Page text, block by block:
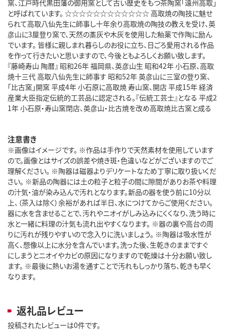
窯、江戸時代黒田藩の御用窯として古い歴史をもつ茶陶窯「遠州高取」
と呼ばれています。 ☆☆☆☆☆☆☆☆☆☆☆☆ 高取焼の陶技に魅せ
られて高取八仙先生に師事し十年余り高取焼の陶技の教えを受け、英
彦山に3屋登り窯で、天然の藁灰や木灰を使用した釉薬で作陶に励ん
でいます。 皆様に親しまれ暮らしのお役に立ち、日ごろ愛用される作品
を作って行きたいと思いますので、今後ともよろしくお願い致します。
『藤崎寿山 陶暦』 昭和26年 福岡県、英彦山生 昭和42年 小石原、高取
焼十三代 高取八仙先生に師事す 昭和52年 英彦山に三室の登り窯、
「比古窯」開窯 平成4年 小石原に高取焼 寿山窯、開店 平成15年 経済
産業大臣指定伝統的工芸品に認定される。『伝統工芸士』となる 平成2
1年 小石原・寿山窯閉店、英彦山・比古焼を改め高取焼比古窯と成る
注意書き
※画像はイメージです。 ※作品は手作りで天然素材を使用しています
ので。画像とはサイズの誤差や焼き斑・色違いなどがございますのでご
理解ください。 ※陶器は磁器よりデリケートなため丁寧に取り扱いくだ
さい。 ※新品の陶器には土の粒子と粒子の間に隙間がありお茶や料理
の汁気・油が染み込んで汚れとなります。新品の器を使う前に10分以
上、（茶入は除く）余裕があれば半日、水につけてからご使用ください。
器に水を含ませることで、汚れやニオイがしみ込みにくくなり、洗う時に
水と一緒に料理の汁気も流れ出やすくなります。 ※器の裏や高台の周
りに汚れが残りやすいので念入りに洗いましょう。 ※陶器は吸水性が
高く、想像以上に水分を含んでいます。洗った後、生乾きのままですぐ
にしまうとニオイやカビの原因になりますので乾燥は十分お願い致し
ます。 ※最後に熱いお湯を通すことで汚れもしっかり落ち、乾きも早く
なります。
返礼品レビュー
投稿されたレビューは0件です。